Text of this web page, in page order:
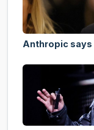
Anthropic